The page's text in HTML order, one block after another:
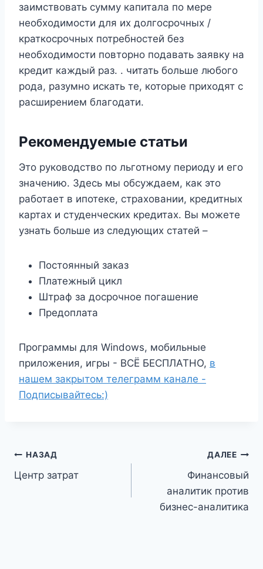
заимствовать сумму капитала по мере
необходимости для их долгосрочных /
краткосрочных потребностей без
необходимости повторно подавать заявку на
кредит каждый раз. . читать больше любого
рода, разумно искать те, которые приходят с
расширением благодати.
Рекомендуемые статьи
Это руководство по льготному периоду и его
значению. Здесь мы обсуждаем, как это
работает в ипотеке, страховании, кредитных
картах и ​​студенческих кредитах. Вы можете
узнать больше из следующих статей –
Постоянный заказ
Платежный цикл
Штраф за досрочное погашение
Предоплата
Программы для Windows, мобильные
приложения, игры - ВСЁ БЕСПЛАТНО, в
нашем закрытом телеграмм канале -
Подписывайтесь:)
Навигация
по
НАЗАД
Центр затрат
ДАЛЕЕ
Финансовый
аналитик против
бизнес-аналитика